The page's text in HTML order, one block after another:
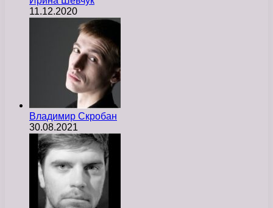
11.12.2020
Владимир Скробан
30.08.2021